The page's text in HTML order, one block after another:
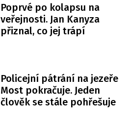
Poprvé po kolapsu na
veřejnosti. Jan Kanyza
přiznal, co jej trápí
Policejní pátrání na jezeře
Most pokračuje. Jeden
člověk se stále pohřešuje